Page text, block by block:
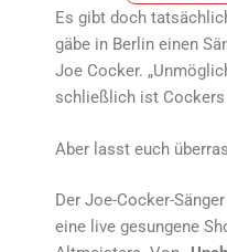
Es gibt doch
gäbe in Berlin einen
Joe Cocker.
schließlich ist
Aber lasst euch
Der Joe-Cocker-Sänger
eine live gesungene